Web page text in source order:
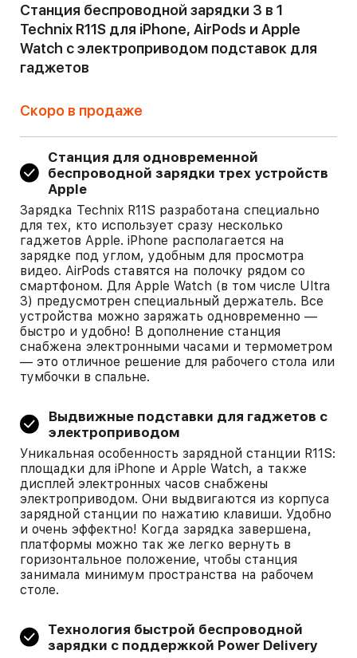
Станция беспроводной зарядки 3 в 1
Technix R11S для iPhone, AirPods и Apple
Watch с электроприводом подставок для
гаджетов
Скоро в продаже
Станция для одновременной
беспроводной зарядки трех устройств
Apple
Зарядка Technix R11S разработана специально
для тех, кто использует сразу несколько
гаджетов Apple. iPhone располагается на
зарядке под углом, удобным для просмотра
видео. AirPods ставятся на полочку рядом со
смартфоном. Для Apple Watch (в том числе Ultra
3) предусмотрен специальный держатель. Все
устройства можно заряжать одновременно —
быстро и удобно! В дополнение станция
снабжена электронными часами и термометром
— это отличное решение для рабочего стола или
тумбочки в спальне.
Выдвижные подставки для гаджетов с
электроприводом
Уникальная особенность зарядной станции R11S:
площадки для iPhone и Apple Watch, а также
дисплей электронных часов снабжены
электроприводом. Они выдвигаются из корпуса
зарядной станции по нажатию клавиши. Удобно
и очень эффектно! Когда зарядка завершена,
платформы можно так же легко вернуть в
горизонтальное положение, чтобы станция
занимала минимум пространства на рабочем
столе.
Технология быстрой беспроводной
зарядки с поддержкой Power Delivery